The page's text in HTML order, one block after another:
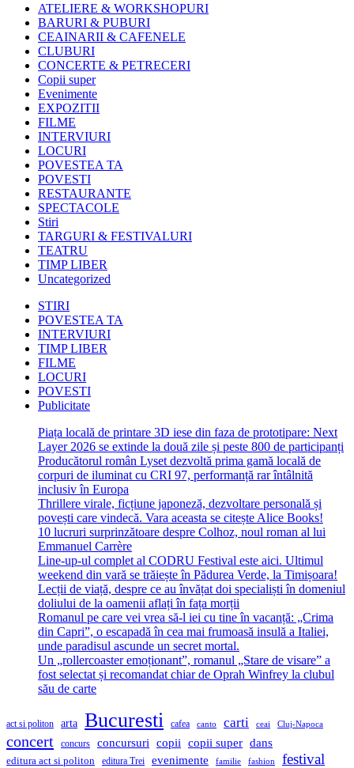
ATELIERE & WORKSHOPURI
BARURI & PUBURI
CEAINARII & CAFENELE
CLUBURI
CONCERTE & PETRECERI
Copii super
Evenimente
EXPOZITII
FILME
INTERVIURI
LOCURI
POVESTEA TA
POVESTI
RESTAURANTE
SPECTACOLE
Stiri
TARGURI & FESTIVALURI
TEATRU
TIMP LIBER
Uncategorized
STIRI
POVESTEA TA
INTERVIURI
TIMP LIBER
FILME
LOCURI
POVESTI
Publicitate
Piața locală de printare 3D iese din faza de prototipare: Next
Layer 2026 se extinde la două zile și peste 800 de participanți
Producătorul român Lyset dezvoltă prima gamă locală de
corpuri de iluminat cu CRI 97, performanță rar întâlnită
inclusiv în Europa
Thrillere virale, ficțiune japoneză, dezvoltare personală și
povești care vindecă. Vara aceasta se citește Alice Books!
10 lucruri surprinzătoare despre Colhoz, noul roman al lui
Emmanuel Carrère
Line-up-ul complet al CODRU Festival este aici. Ultimul
weekend din vară se trăiește în Pădurea Verde, la Timișoara!
Lecții de viață, despre ce au învățat doi specialiști în domeniul
doliului de la oamenii aflați în fața morții
Romanul pe care vei vrea să-l iei cu tine în vacanță: „Crima
din Capri”, o escapadă în cea mai frumoasă insulă a Italiei,
unde paradisul ascunde un secret mortal.
Un „rollercoaster emoționant”, romanul „Stare de visare” a
fost selectat și recomandat chiar de Oprah Winfrey la clubul
său de carte
act si politon arta Bucuresti cafea canto carti ceai Cluj-Napoca
concert concurs concursuri copii copii super dans
editura act si politon editura Trei evenimente familie fashion festival